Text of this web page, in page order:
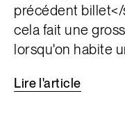
précédent billet</
cela fait une
lorsqu'on habite
Lire l'article